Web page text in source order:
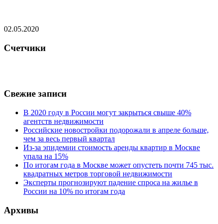
02.05.2020
Счетчики
Свежие записи
В 2020 году в России могут закрыться свыше 40%
агентств недвижимости
Российские новостройки подорожали в апреле больше,
чем за весь первый квартал
Из-за эпидемии стоимость аренды квартир в Москве
упала на 15%
По итогам года в Москве может опустеть почти 745 тыс.
квадратных метров торговой недвижимости
Эксперты прогнозируют падение спроса на жилье в
России на 10% по итогам года
Архивы